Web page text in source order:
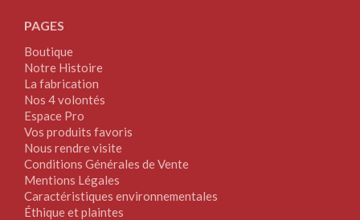
PAGES
Boutique
Notre Histoire
La fabrication
Nos 4 volontés
Espace Pro
Vos produits favoris
Nous rendre visite
Conditions Générales de Vente
Mentions Légales
Caractéristiques environnementales
Éthique et plaintes